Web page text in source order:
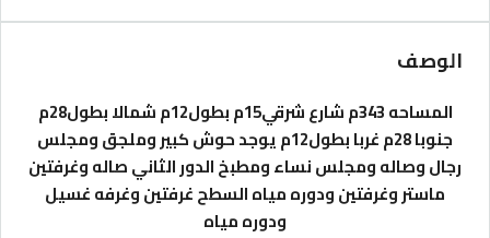
الوصف
المساحه 343م شارع شرقي15م بطول12م
شمالا بطول28م
جنوبا 28م غربا بطول12م
يوجد حوش كبير وملجق ومجلس
رجال وصاله ومجلس نساء ومطبخالدور الثاني صاله وغرفتين
ماستر وغرفتين ودوره مياهالسطح غرفتين وغرفه غسيل
ودوره مياه